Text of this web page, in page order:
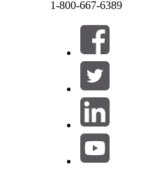
Aktivera
Kontroll av
Salesforce
Lightning
Att aktivera
de senaste
Att aktivera
Kontroll av
Kontrollen
1-800-667-6389
Salesforce Help | Article